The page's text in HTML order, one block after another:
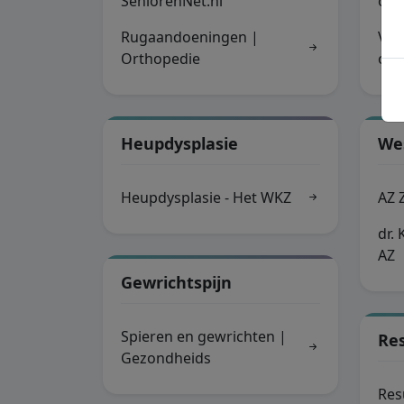
Rugaandoeningen |
Orthopedie
Heupdysplasie
Heupdysplasie - Het WKZ
Gewrichtspijn
Spieren en gewrichten |
Gezondheids
AZ
dr.
AZ